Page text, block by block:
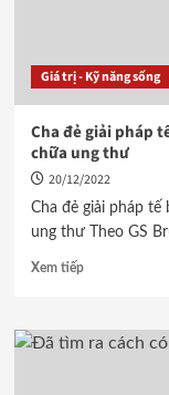
Giá trị - Kỹ năng sống
Cha đẻ giải pháp
chữa ung thư
20/12/2022
Cha đẻ giải pháp tế
ung thư Theo GS
Xem tiếp